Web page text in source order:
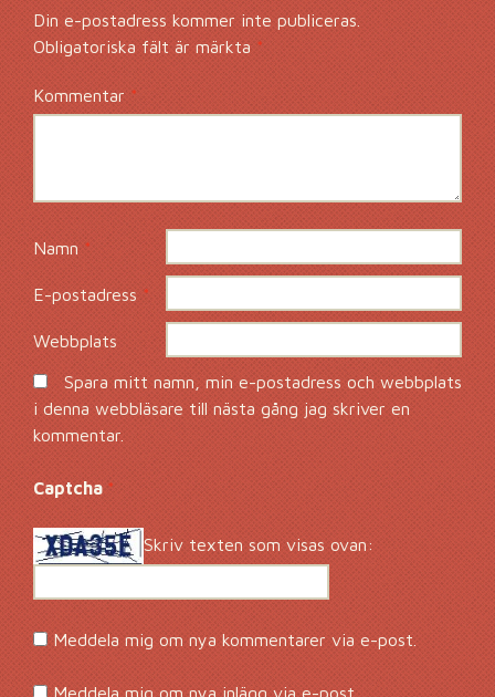
Din e-postadress kommer inte publiceras.
Obligatoriska fält är märkta *
Kommentar*
Namn *
E-postadress*
Webbplats
Spara mitt namn, min e-postadress och webbplats
i denna webbläsare till nästa gång jag skriver en
kommentar.
Captcha *
Skriv texten som visas ovan:
Meddela mig om nya kommentarer via e-post.
Meddela mig om nya inlägg via e-post.